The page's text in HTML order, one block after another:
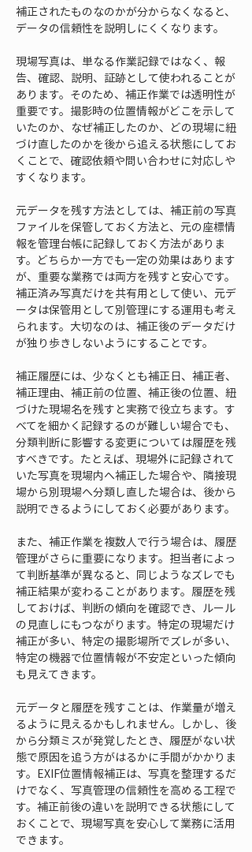
補正されたものなのかが分からなくなると、
データの信頼性を説明しにくくなります。
現場写真は、単なる作業記録ではなく、報
告、確認、説明、証跡として使われることが
あります。そのため、補正作業では透明性が
重要です。撮影時の位置情報がどこを示して
いたのか、なぜ補正したのか、どの現場に紐
づけ直したのかを後から追える状態にしてお
くことで、確認依頼や問い合わせに対応しや
すくなります。
元データを残す方法としては、補正前の写真
ファイルを保管しておく方法と、元の座標情
報を管理台帳に記録しておく方法がありま
す。どちらか一方でも一定の効果はあります
が、重要な業務では両方を残すと安心です。
補正済み写真だけを共有用として使い、元デ
ータは保管用として別管理にする運用も考え
られます。大切なのは、補正後のデータだけ
が独り歩きしないようにすることです。
補正履歴には、少なくとも補正日、補正者、
補正理由、補正前の位置、補正後の位置、紐
づけた現場名を残すと実務で役立ちます。す
べてを細かく記録するのが難しい場合でも、
分類判断に影響する変更については履歴を残
すべきです。たとえば、現場外に記録されて
いた写真を現場内へ補正した場合や、隣接現
場から別現場へ分類し直した場合は、後から
説明できるようにしておく必要があります。
また、補正作業を複数人で行う場合は、履歴
管理がさらに重要になります。担当者によっ
て判断基準が異なると、同じようなズレでも
補正結果が変わることがあります。履歴を残
しておけば、判断の傾向を確認でき、ルール
の見直しにもつながります。特定の現場だけ
補正が多い、特定の撮影場所でズレが多い、
特定の機器で位置情報が不安定といった傾向
も見えてきます。
元データと履歴を残すことは、作業量が増え
るように見えるかもしれません。しかし、後
から分類ミスが発覚したとき、履歴がない状
態で原因を追う方がはるかに手間がかかりま
す。EXIF位置情報補正は、写真を整理するだ
けでなく、写真管理の信頼性を高める工程で
す。補正前後の違いを説明できる状態にして
おくことで、現場写真を安心して業務に活用
できます。